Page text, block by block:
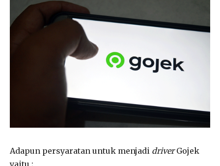
Adapun persyaratan untuk menjadi driverGojek